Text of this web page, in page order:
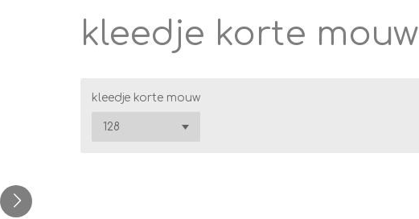
kleedje korte mouw
kleedje korte mouw